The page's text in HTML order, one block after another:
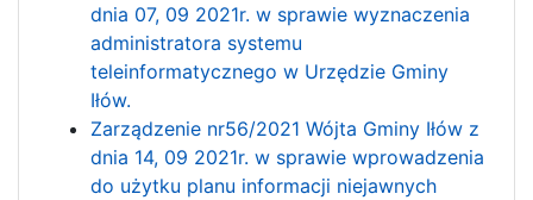
dnia 07, 09 2021r. w sprawie wyznaczenia
administratora systemu
teleinformatycznego w Urzędzie Gminy
Iłów.
Zarządzenie nr56/2021 Wójta Gminy Iłów z
dnia 14, 09 2021r. w sprawie wprowadzenia
do użytku planu informacji niejawnych